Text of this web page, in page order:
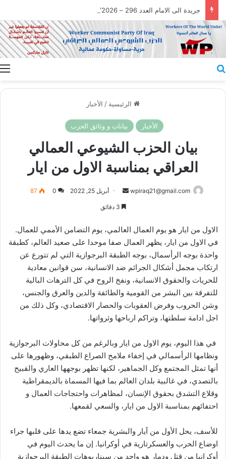
جريدة الى الامام العدد 296 – 28/07/2026
الرئيسية / الأخبار
الأخبار بيانات و وثائق الحزب
بيان الحزب الشيوعي العمالي
العراقي بمناسبة الاول من ايار
wpiraq21@gmail.com
أرسل
بريدا
أبريل 25, 2022 0
87
الاول من ايار هو يوم العمال العالمي، يوم التضامن الأممي للعمال.
في الاول من ايار، يظهر العمال صفا موحدا على صعيد العالم، كطبقة
واحدة بوجه الرأسمال، بوجه الطبقة البرجوازية التي لم تتورع عن
ارتكاب مجمل أشكال الجرائم ضد الانسانية، سن قوانين معادية
للحريات والحقوق الانسانية، ونفخ الروح في كل الترهات البالية
للتفرقة بين البشر من القومية والطائفة والدين والعرق والجنس،
وشن الحروب وفرض العقوبات والحصار الاقتصادي، وكل ذلك من
اجل ادامة سلطتها، وتراكم ارباحها وثرواتها.
في هذا اليوم، يوم الاول من ايار وبالرغم من كل محاولات البرجوازية
ونظامها الرأسمالي في إخفاء ملامح الصراع الطبقي، وظهورها على
أنها تمثل المجتمع وكل الجماهير، لكنها تظهر بوجهها العاري والقبيح
بالتصدي، في غالبية بلدان العالم بما فيها المسماة بالديمقراطية
وقلاع التشدق بحقوق الإنسان، لمظاهرات واحتجاجات العمال و
احتفائهم بمناسبة الاول من ايار، والسعي لقمعها.
للأسف، يحل الأول من آيار والبشرية جمعاء تضع يدها على قلبها جراء
اوضاع الحرب والعسكرتارية في أوكرانيا. إن ما يحدث اليوم في
أوكرانيا من قتل ودمار هو واحد من سيناريوهات الطبقة البرجوازية